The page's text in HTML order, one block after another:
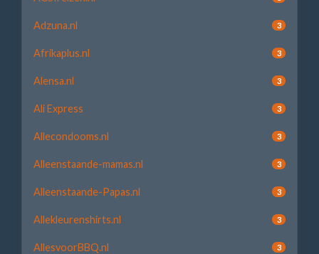
Adzuna.nl 3
Afrikaplus.nl 3
Alensa.nl 3
Ali Express 3
Allecondooms.nl 3
Alleenstaande-mamas.nl 3
Alleenstaande-Papas.nl 3
Allekleurenshirts.nl 3
AllesvoorBBQ.nl 3